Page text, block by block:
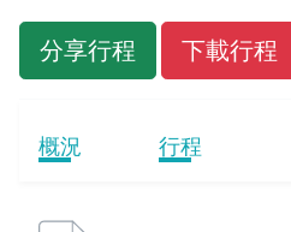
分享行程 下載行程
概況 行程